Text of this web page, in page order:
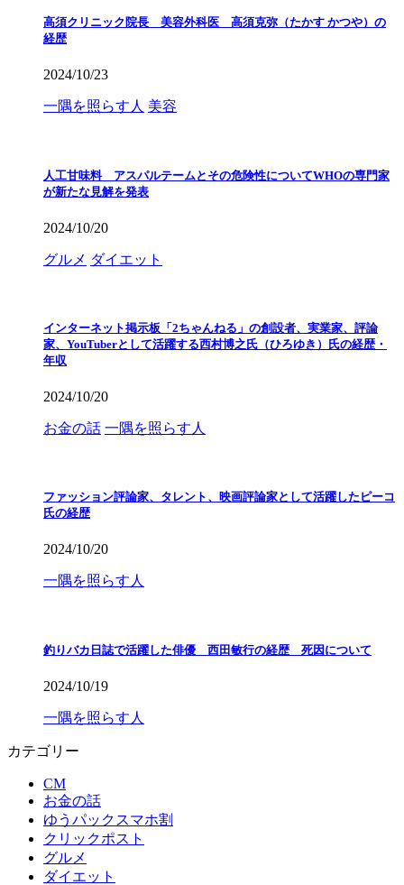
高須クリニック院長 美容外科医 高須克弥（たかす かつや）の
経歴
2024/10/23
一隅を照らす人 美容
人工甘味料 アスパルテームとその危険性についてWHOの専門家
が新たな見解を発表
2024/10/20
グルメ ダイエット
インターネット掲示板「2ちゃんねる」の創設者、実業家、評論
家、YouTuberとして活躍する西村博之氏（ひろゆき）氏の経歴・
年収
2024/10/20
お金の話 一隅を照らす人
ファッション評論家、タレント、映画評論家として活躍したピーコ
氏の経歴
2024/10/20
一隅を照らす人
釣りバカ日誌で活躍した俳優 西田敏行の経歴 死因について
2024/10/19
一隅を照らす人
カテゴリー
CM
お金の話
ゆうパックスマホ割
クリックポスト
グルメ
ダイエット